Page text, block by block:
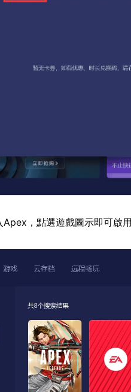
，點選遊戲圖示即可啟用